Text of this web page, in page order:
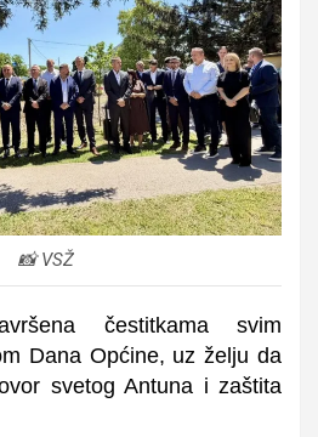
📸 VSŽ
čestitkama svim
Dana Općine, uz želju da
svetog Antuna i zaštita